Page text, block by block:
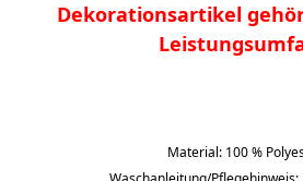
Dekorationsartikel
Material: 100 %